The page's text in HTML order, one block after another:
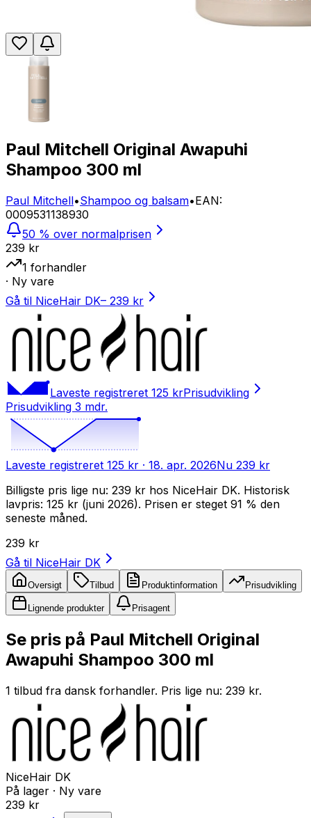
Paul Mitchell Original Awapuhi
Shampoo 300 ml
Paul Mitchell•Shampoo og balsam•EAN:
0009531138930
50 % over normalprisen
239 kr
1 forhandler
· Ny vare
Gå til NiceHair DK– 239 kr
Laveste registreret 125 krPrisudvikling
Prisudvikling 3 mdr.
Laveste registreret 125 kr · 18. apr. 2026Nu 239 kr
Billigste pris lige nu: 239 kr hos NiceHair DK. Historisk
lavpris: 125 kr (juni 2026). Prisen er steget 91 % den
seneste måned.
239 kr
Gå til NiceHair DK
Oversigt Tilbud Produktinformation Prisudvikling
Lignende produkter Prisagent
Se pris på Paul Mitchell Original
Awapuhi Shampoo 300 ml
1 tilbud fra dansk forhandler. Pris lige nu: 239 kr.
NiceHair DK
På lager · Ny vare
239 kr